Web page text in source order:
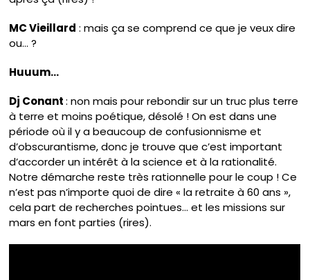
MC Vieillard : mais ça se comprend ce que je veux dire
ou… ?
Huuum…
Dj Conant: non mais pour rebondir sur un truc plus terre
à terre et moins poétique, désolé ! On est dans une
période où il y a beaucoup de confusionnisme et
d’obscurantisme, donc je trouve que c’est important
d’accorder un intérêt à la science et à la rationalité.
Notre démarche reste très rationnelle pour le coup ! Ce
n’est pas n’importe quoi de dire « la retraite à 60 ans »,
cela part de recherches pointues… et les missions sur
mars en font parties (rires).